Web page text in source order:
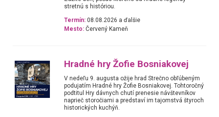
stretnú s históriou.
Termín: 08.08.2026 a ďalšie
Mesto: Červený Kameň
Hradné hry Žofie Bosniakovej
V nedeľu 9. augusta ožije hrad Strečno obľúbeným
podujatím Hradné hry Žofie Bosniakovej. Tohtoročný
podtitul Hry dávnych chutí prenesie návštevníkov
naprieč storočiami a predstaví im tajomstvá štyroch
historických kuchýň.